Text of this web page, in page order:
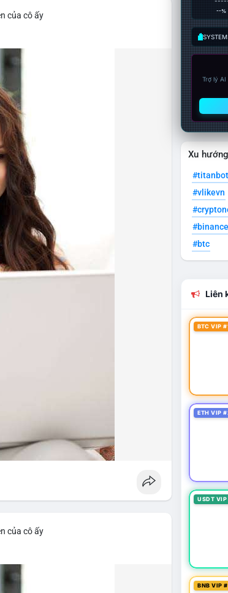
của cô ấy
của cô ấy
--%
Trợ lý
Xu
#titanbot
#vlikevn
#btc
Liên
BTC VIP
ETH VIP
USDT
BNB VIP